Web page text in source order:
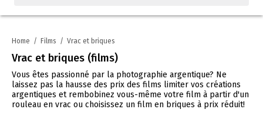
Home / Films / Vrac et briques
Vrac et briques (films)
Vous êtes passionné par la photographie argentique? Ne
laissez pas la hausse des prix des films limiter vos créations
argentiques et rembobinez vous-même votre film à partir d'un
rouleau en vrac ou choisissez un film en briques à prix réduit!